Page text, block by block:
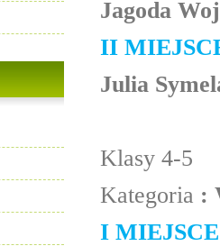
Jagoda
II
Julia
Klasy 4-5
Kategoria :
I MIEJSCE